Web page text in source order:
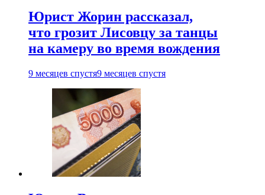
Юрист Жорин рассказал,
что грозит Лисовцу за танцы
на камеру во время вождения
9 месяцев спустя9 месяцев спустя